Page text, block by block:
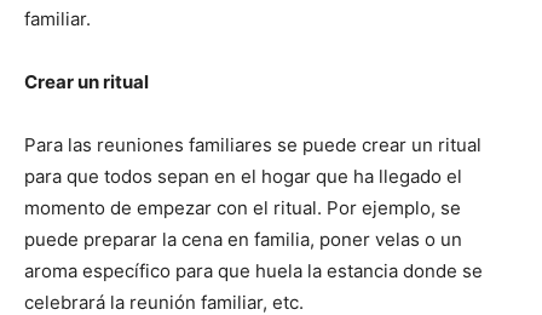
familiar.
Crear un ritual
Para las reuniones familiares se puede crear un ritual
para que todos sepan en el hogar que ha llegado el
momento de empezar con el ritual. Por ejemplo, se
puede preparar la cena en familia, poner velas o un
aroma específico para que huela la estancia donde se
celebrará la reunión familiar, etc.